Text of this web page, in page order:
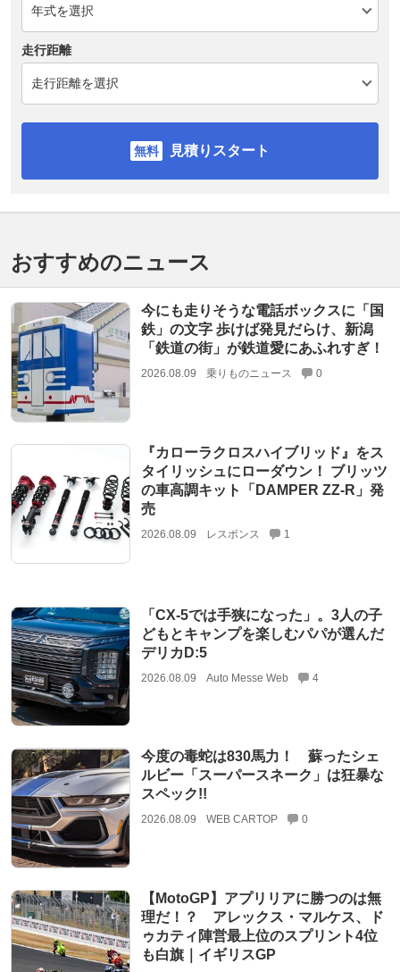
走行距離
見積りスタート
おすすめのニュース
今にも走りそうな電話ボックスに「国
鉄」の文字 歩けば発見だらけ、新潟
「鉄道の街」が鉄道愛にあふれすぎ！
2026.08.09 乗りものニュース 0
『カローラクロスハイブリッド』をス
タイリッシュにローダウン！ ブリッツ
の車高調キット「DAMPER ZZ-R」発
売
2026.08.09 レスポンス 1
「CX-5では手狭になった」。3人の子
どもとキャンプを楽しむパパが選んだ
デリカD:5
2026.08.09 Auto Messe Web 4
今度の毒蛇は830馬力！ 蘇ったシェ
ルビー「スーパースネーク」は狂暴な
スペック!!
2026.08.09 WEB CARTOP 0
【MotoGP】アプリリアに勝つのは無
理だ！？ アレックス・マルケス、ド
ゥカティ陣営最上位のスプリント4位
も白旗｜イギリスGP